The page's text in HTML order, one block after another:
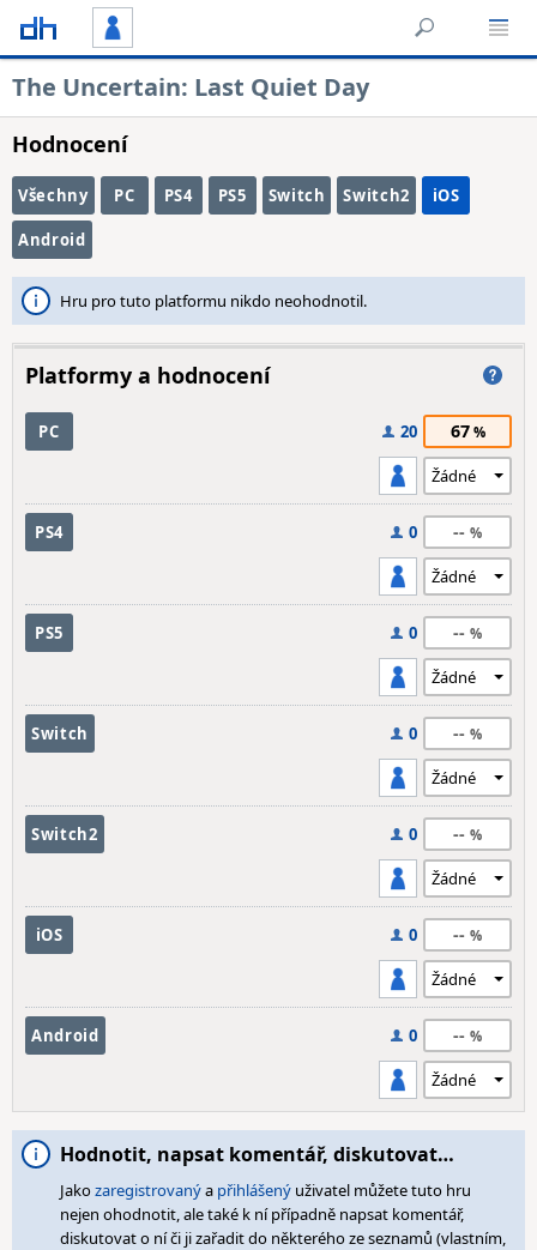
The Uncertain: Last Quiet Day
Hodnocení
Všechny PC PS4 PS5 Switch Switch2 iOS
Android
Hru pro tuto platformu nikdo neohodnotil.
Platformy a hodnocení
PC 20 67
PS4 0 --
PS5 0 --
Switch 0 --
Switch2 0 --
iOS 0 --
Android 0 --
Hodnotit, napsat komentář, diskutovat…
Jakozaregistrovanýa přihlášený uživatel můžete tuto hru
nejen ohodnotit, ale také k ní případně napsat komentář,
diskutovat o ní či ji zařadit do některého ze seznamů (vlastním,